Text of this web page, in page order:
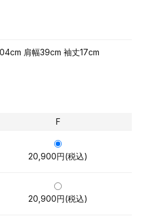
肩幅39cm 袖丈17cm
F
20,900円(税込)
20,900円(税込)